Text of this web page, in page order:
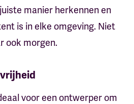
manier herkennen en
is in elke omgeving. Niet
ook morgen.
voor een ontwerper om